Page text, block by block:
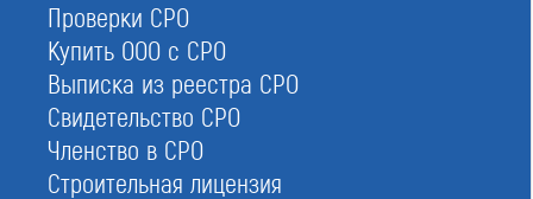
Проверки СРО
Купить ООО с СРО
Выписка из реестра СРО
Свидетельство СРО
Членство в СРО
Строительная лицензия
Главная Реестр СРО Проектировщиков